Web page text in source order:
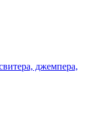
джемпера,